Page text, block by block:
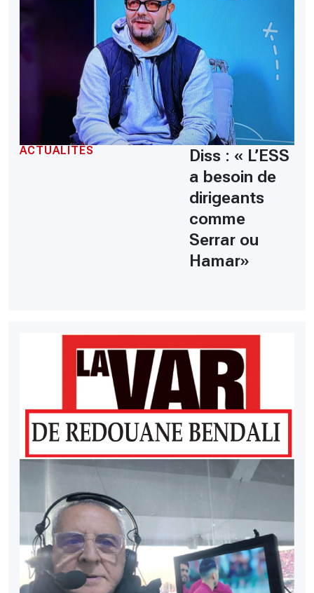
ACTUALITÉS
Diss : « L’ESS
a besoin de
dirigeants
comme
Serrar ou
Hamar»